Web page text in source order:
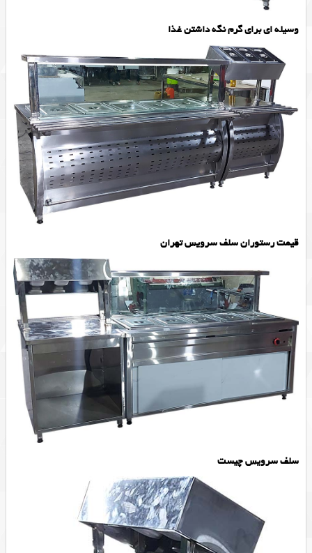
وسیله ای برای گرم نگه داشتن غذا
قیمت رستوران سلف سرویس تهران
سلف سرویس چیست